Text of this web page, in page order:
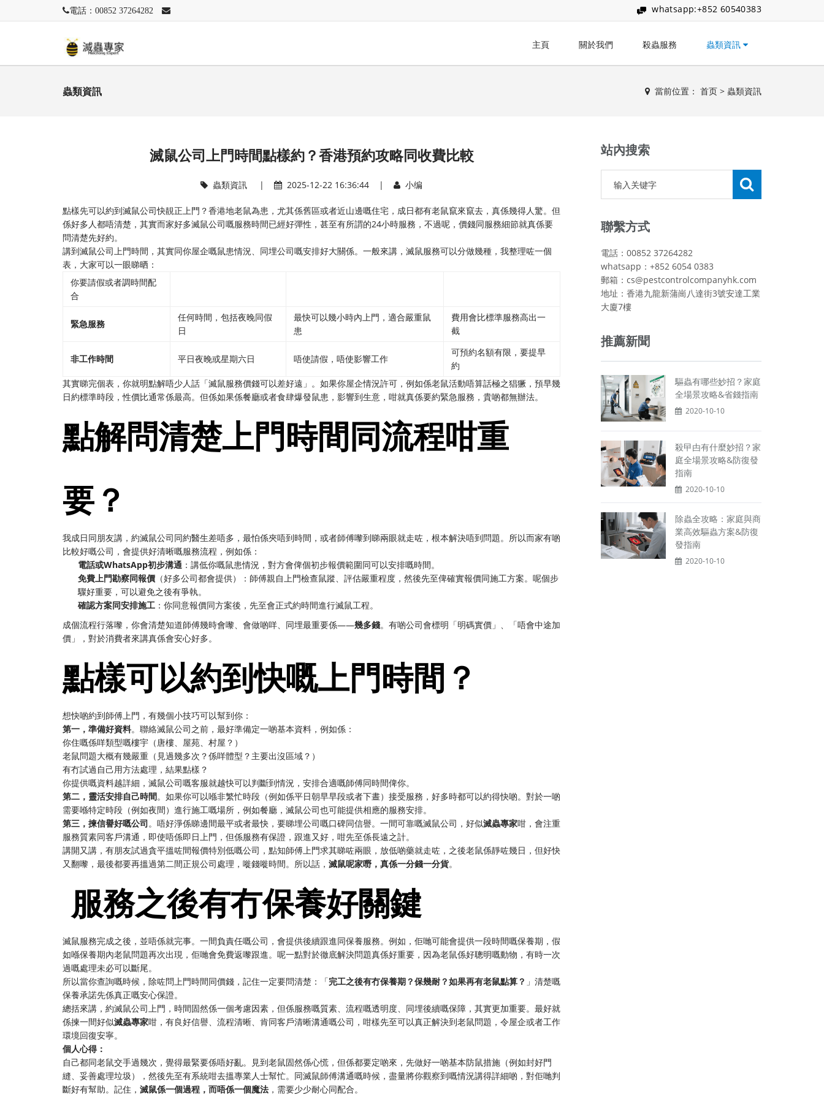
電話：00852 37264282 whatsapp:+852 60540383
主頁 關於我們 殺蟲服務 蟲類資訊
蟲類資訊 當前位置： 首页 > 蟲類資訊
滅鼠公司上門時間點樣約？香港預約攻略同收費比較
蟲類資訊 | 2025-12-22 16:36:44 | 小编
點樣先可以約到滅鼠公司快靚正上門？香港地老鼠為患，尤其係舊區或者近山邊嘅住宅，成日都有老鼠竄來竄去，真係幾得人驚。但
係好多人都唔清楚，其實而家好多滅鼠公司嘅服務時間已經好彈性，甚至有所謂的24小時服務，不過呢，價錢同服務細節就真係要
問清楚先好約。
講到滅鼠公司上門時間，其實同你屋企嘅鼠患情況、同埋公司嘅安排好大關係。一般來講，滅鼠服務可以分做幾種，我整理咗一個
表，大家可以一眼睇晒：
你要請假或者調時間配
合
緊急服務
任何時間，包括夜晚同假
日
最快可以幾小時內上門，適合嚴重鼠
患
費用會比標準服務高出一
截
非工作時間 平日夜晚或星期六日 唔使請假，唔使影響工作
可預約名額有限，要提早
約
其實睇完個表，你就明點解唔少人話「滅鼠服務價錢可以差好遠」。如果你屋企情況許可，例如係老鼠活動唔算話極之猖獗，預早幾
日約標準時段，性價比通常係最高。但係如果係餐廳或者食肆爆發鼠患，影響到生意，咁就真係要約緊急服務，貴啲都無辦法。
點解問清楚上門時間同流程咁重
要？
我成日同朋友講，約滅鼠公司同約醫生差唔多，最怕係夾唔到時間，或者師傅嚟到睇兩眼就走咗，根本解決唔到問題。所以而家有啲
比較好嘅公司，會提供好清晰嘅服務流程，例如係：
電話或WhatsApp初步溝通 ：講低你嘅鼠患情況，對方會俾個初步報價範圍同可以安排嘅時間。
免費上門勘察同報價 （好多公司都會提供）：師傅親自上門檢查鼠蹤、評估嚴重程度，然後先至俾確實報價同施工方案。呢個步
驟好重要，可以避免之後有爭執。
確認方案同安排施工 ：你同意報價同方案後，先至會正式約時間進行滅鼠工程。
成個流程行落嚟，你會清楚知道師傅幾時會嚟、會做啲咩、同埋最重要係——幾多錢。有啲公司會標明「明碼實價」、「唔會中途加
價」，對於消費者來講真係會安心好多。
點樣可以約到快嘅上門時間？
想快啲約到師傅上門，有幾個小技巧可以幫到你：
第一，準備好資料。聯絡滅鼠公司之前，最好準備定一啲基本資料，例如係：
你住嘅係咩類型嘅樓宇（唐樓、屋苑、村屋？）
老鼠問題大概有幾嚴重（見過幾多次？係咩體型？主要出沒區域？）
有冇試過自己用方法處理，結果點樣？
你提供嘅資料越詳細，滅鼠公司嘅客服就越快可以判斷到情況，安排合適嘅師傅同時間俾你。
第二，靈活安排自己時間。如果你可以喺非繁忙時段（例如係平日朝早早段或者下晝）接受服務，好多時都可以約得快啲。對於一啲
需要喺特定時段（例如夜間）進行施工嘅場所，例如餐廳，滅鼠公司也可能提供相應的服務安排。
第三，揀信譽好嘅公司。唔好淨係睇邊間最平或者最快，要睇埋公司嘅口碑同信譽。一間可靠嘅滅鼠公司，好似滅蟲專家咁，會注重
服務質素同客戶溝通，即使唔係即日上門，但係服務有保證，跟進又好，咁先至係長遠之計。
講開又講，有朋友試過貪平搵咗間報價特別低嘅公司，點知師傅上門求其睇咗兩眼，放低啲藥就走咗，之後老鼠係靜咗幾日，但好快
又翻嚟，最後都要再搵過第二間正規公司處理，嘥錢嘥時間。所以話， 滅鼠呢家嘢，真係一分錢一分貨。
️ 服務之後有冇保養好關鍵
滅鼠服務完成之後，並唔係就完事。一間負責任嘅公司，會提供後續跟進同保養服務。例如，佢哋可能會提供一段時間嘅保養期，假
如喺保養期內老鼠問題再次出現，佢哋會免費返嚟跟進。呢一點對於徹底解決問題真係好重要，因為老鼠係好聰明嘅動物，有時一次
過嘅處理未必可以斷尾。
所以當你查詢嘅時候，除咗問上門時間同價錢，記住一定要問清楚：「完工之後有冇保養期？保幾耐？如果再有老鼠點算？ 」清楚嘅
保養承諾先係真正嘅安心保證。
總括來講，約滅鼠公司上門，時間固然係一個考慮因素，但係服務嘅質素、流程嘅透明度、同埋後續嘅保障，其實更加重要。最好就
係揀一間好似滅蟲專家咁，有良好信譽、流程清晰、肯同客戶清晰溝通嘅公司，咁樣先至可以真正解決到老鼠問題，令屋企或者工作
環境回復安寧。
個人心得：
自己都同老鼠交手過幾次，覺得最緊要係唔好亂。見到老鼠固然係心慌，但係都要定啲來，先做好一啲基本防鼠措施（例如封好門
縫、妥善處理垃圾），然後先至有系統咁去搵專業人士幫忙。同滅鼠師傅溝通嘅時候，盡量將你觀察到嘅情況講得詳細啲，對佢哋判
斷好有幫助。記住， 滅鼠係一個過程，而唔係一個魔法 ，需要少少耐心同配合。
站內搜索
聯繫方式
電話：00852 37264282
whatsapp：+852 6054 0383
郵箱：cs@pestcontrolcompanyhk.com
地址：香港九龍新蒲崗八達街3號安達工業
大廈7樓
推薦新聞
驅蟲有哪些妙招？家庭
全場景攻略&省錢指南
2020-10-10
殺曱甴有什麼妙招？家
庭全場景攻略&防復發
指南
2020-10-10
除蟲全攻略：家庭與商
業高效驅蟲方案&防復
發指南
2020-10-10